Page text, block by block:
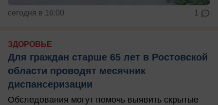
сегодня в 16:00 1
ЗДОРОВЬЕ
Для граждан старше 65 лет в Ростовской
области проводят месячник
диспансеризации
Обследования могут помочь выявить скрытые